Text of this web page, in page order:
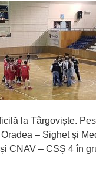
la Târgoviște.
– Sighet și
CNAV – CSȘ 4 în